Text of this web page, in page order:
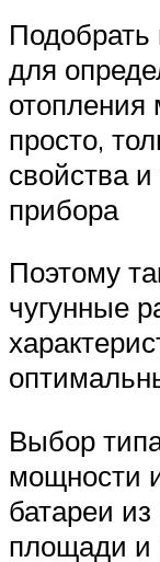
для
отопления
просто,
свойства
прибора
Поэтому
чугунные
Выбор
мощности
батареи из
площади и